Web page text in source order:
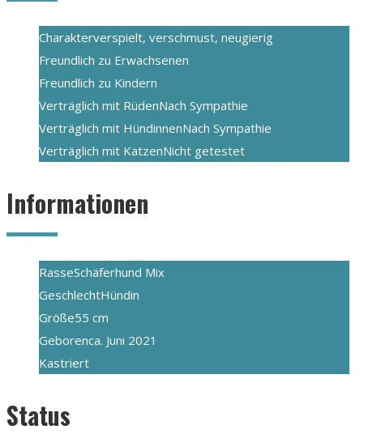
Charakterverspielt, verschmust, neugierig
Freundlich zu Erwachsenen
Freundlich zu Kindern
Verträglich mit RüdenNach Sympathie
Verträglich mit HündinnenNach Sympathie
Verträglich mit KatzenNicht getestet
Informationen
RasseSchäferhund Mix
GeschlechtHündin
Größe55 cm
Geborenca. Juni 2021
Kastriert
Status